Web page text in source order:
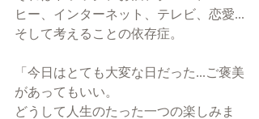
ヒー、インターネット、テレビ、恋愛...
そして考えることの依存症。
「今日はとても大変な日だった...ご褒美
があってもいい。
どうして人生のたった一つの楽しみま